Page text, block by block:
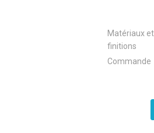
Matériaux et
finitions
Commande